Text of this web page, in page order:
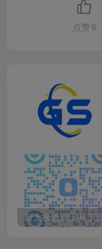
点赞 6